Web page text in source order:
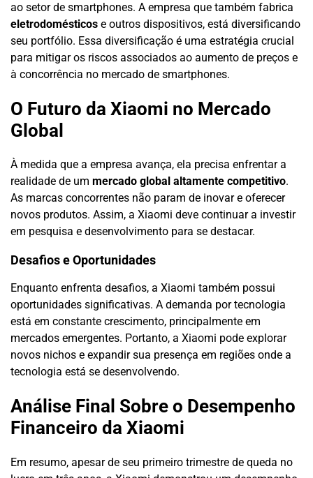
ao setor de smartphones. A empresa que também fabrica
eletrodomésticos e outros dispositivos, está diversificando
seu portfólio. Essa diversificação é uma estratégia crucial
para mitigar os riscos associados ao aumento de preços e
à concorrência no mercado de smartphones.
O Futuro da Xiaomi no Mercado
Global
À medida que a empresa avança, ela precisa enfrentar a
realidade de um mercado global altamente competitivo.
As marcas concorrentes não param de inovar e oferecer
novos produtos. Assim, a Xiaomi deve continuar a investir
em pesquisa e desenvolvimento para se destacar.
Desafios e Oportunidades
Enquanto enfrenta desafios, a Xiaomi também possui
oportunidades significativas. A demanda por tecnologia
está em constante crescimento, principalmente em
mercados emergentes. Portanto, a Xiaomi pode explorar
novos nichos e expandir sua presença em regiões onde a
tecnologia está se desenvolvendo.
Análise Final Sobre o Desempenho
Financeiro da Xiaomi
Em resumo, apesar de seu primeiro trimestre de queda no